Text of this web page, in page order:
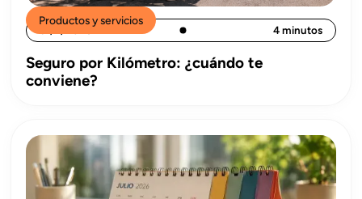
Productos y servicios
31/7/2026 4 minutos
Seguro por Kilómetro: ¿cuándo te
conviene?